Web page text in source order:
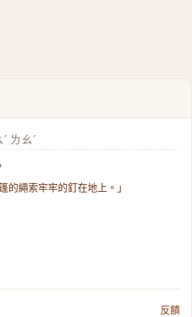
ㄌㄠˊ
篷的繩索牢牢的釘在地上。」
反饋